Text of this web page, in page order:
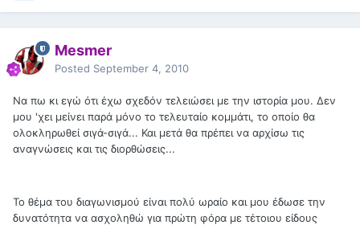
Mesmer
Posted September 4, 2010
Να πω κι εγώ ότι έχω σχεδόν τελειώσει με την ιστορία μου. Δεν
μου 'χει μείνει παρά μόνο το τελευταίο κομμάτι, το οποίο θα
ολοκληρωθεί σιγά-σιγά... Και μετά θα πρέπει να αρχίσω τις
αναγνώσεις και τις διορθώσεις...
Το θέμα του διαγωνισμού είναι πολύ ωραίο και μου έδωσε την
δυνατότητα να ασχοληθώ για πρώτη φόρα με τέτοιου είδους